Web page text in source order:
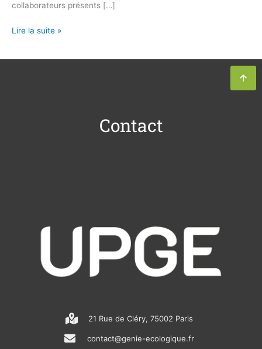
collaborateurs présents […]
Lire la suite »
Contact
21 Rue de Cléry, 75002 Paris
contact@genie-ecologique.fr